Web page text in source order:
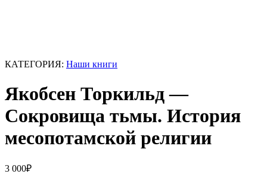
КАТЕГОРИЯ: Наши книги
Якобсен Торкильд —
Сокровища тьмы. История
месопотамской религии
3 000₽